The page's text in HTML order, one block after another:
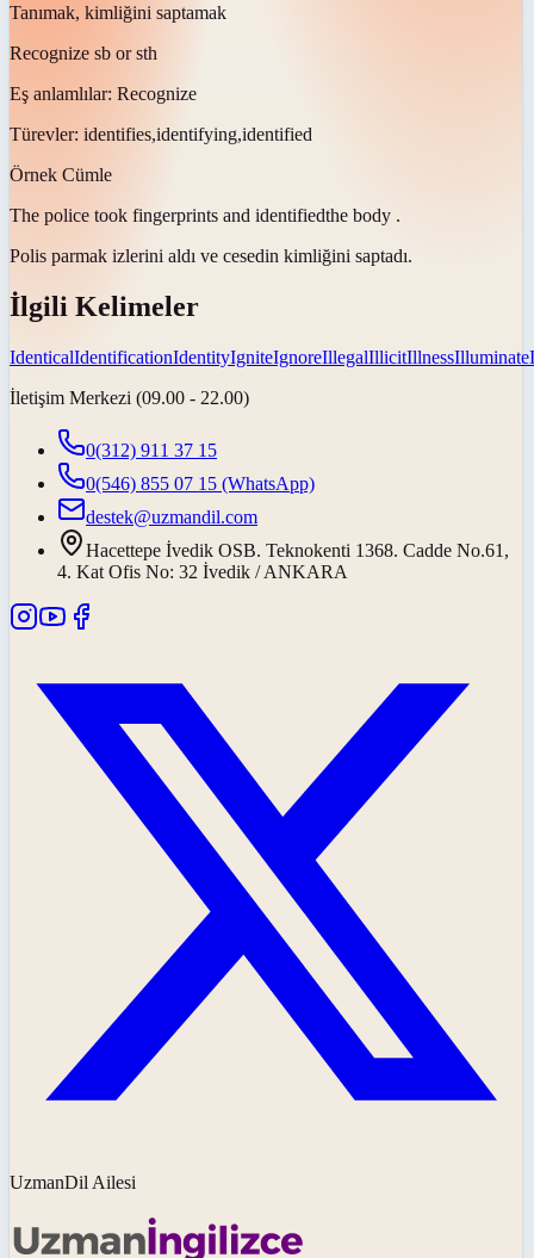
Tanımak, kimliğini saptamak
Recognize sb or sth
Eş anlamlılar: Recognize
Türevler: identifies,identifying,identified
Örnek Cümle
The police took fingerprints and identifiedthe body .
Polis parmak izlerini aldı ve cesedin kimliğini saptadı.
İlgili Kelimeler
IdenticalIdentificationIdentityIgniteIgnoreIllegalIllicitIllnessIlluminate
İletişim Merkezi (09.00 - 22.00)
0(312) 911 37 15
0(546) 855 07 15 (WhatsApp)
destek@uzmandil.com
Hacettepe İvedik OSB. Teknokenti 1368. Cadde No.61,
4. Kat Ofis No: 32 İvedik / ANKARA
UzmanDil Ailesi